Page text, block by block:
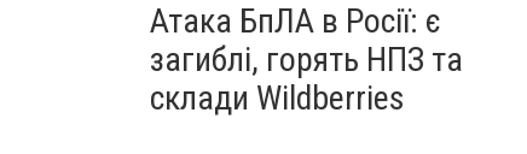
Атака БпЛА в Росії: є
загиблі, горять НПЗ та
склади Wildberries